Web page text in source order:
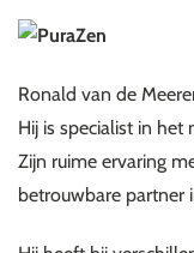
Ronald van de
Hij is specialist in
Zijn ruime ervaring
betrouwbare partner